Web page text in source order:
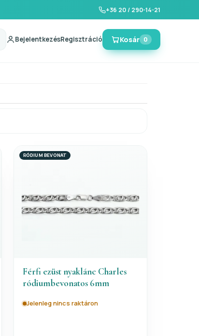
+36 20 / 290-14-21
BejelentkezésRegisztráció Kosár 0
RÓDIUM BEVONAT
Férfi ezüst nyaklánc Charles
ródiumbevonatos 6mm
Jelenleg nincs raktáron